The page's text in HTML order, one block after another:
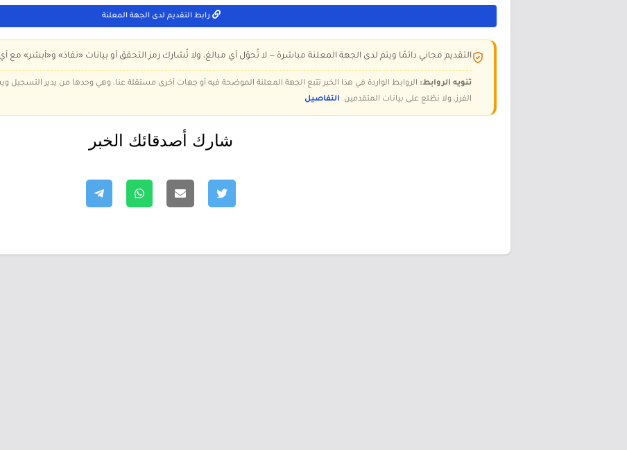
رابط التقديم لدى الجهة المعلنة
التقديم مجاني دائمًا ويتم لدى الجهة المعلنة مباشرة — لا تُحوّل أي مبالغ، ولا تُشارك رمز التحقق أو بيانات «نفاذ» و«أبشر» مع
تنويه الروابط: الروابط الواردة في هذا الخبر تتبع الجهة المعلنة الموضحة فيه أو جهات أخرى مستقلة عنا، وهي وحدها من يدير
الفرز، ولا نطّلع على بيانات المتقدمين. التفاصيل
شارك أصدقائك الخبر